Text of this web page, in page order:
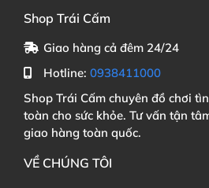
Shop Trái Cấm
Giao hàng cả đêm 24/24
Hotline: 0938411000
Shop Trái Cấm chuyên đồ chơi
toàn cho sức khỏe. Tư vấn tận
giao hàng toàn quốc.
VỀ CHÚNG TÔI